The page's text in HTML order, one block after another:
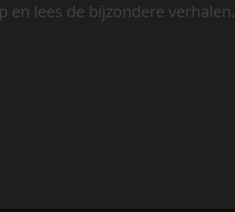
en lees de bijzondere verhalen.